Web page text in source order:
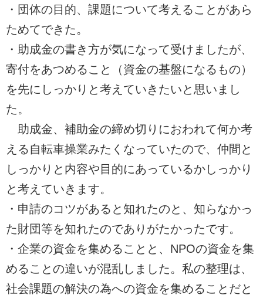
・団体の目的、課題について考えることがあら
ためてできた。
・助成金の書き方が気になって受けましたが、
寄付をあつめること（資金の基盤になるもの）
を先にしっかりと考えていきたいと思いまし
た。
助成金、補助金の締め切りにおわれて何か考
える自転車操業みたくなっていたので、仲間と
しっかりと内容や目的にあっているかしっかり
と考えていきます。
・申請のコツがあると知れたのと、知らなかっ
た財団等を知れたのでありがたかったです。
・企業の資金を集めることと、NPOの資金を集
めることの違いが混乱しました。私の整理は、
社会課題の解決の為への資金を集めることだと